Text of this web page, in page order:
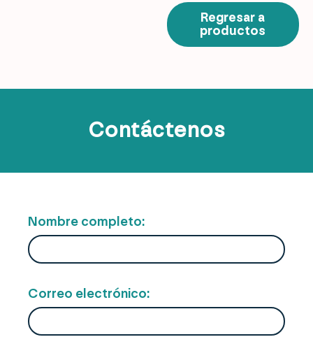
Regresar a
productos
Contáctenos
Nombre completo:
Correo electrónico: